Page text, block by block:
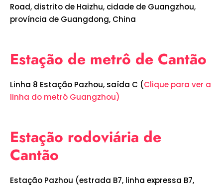
Road, distrito de Haizhu, cidade de Guangzhou,
província de Guangdong, China
Estação de metrô de Cantão
Linha 8 Estação Pazhou, saída C (Clique para ver a
linha do metrô Guangzhou)
Estação rodoviária de
Cantão
Estação Pazhou (estrada B7, linha expressa B7,